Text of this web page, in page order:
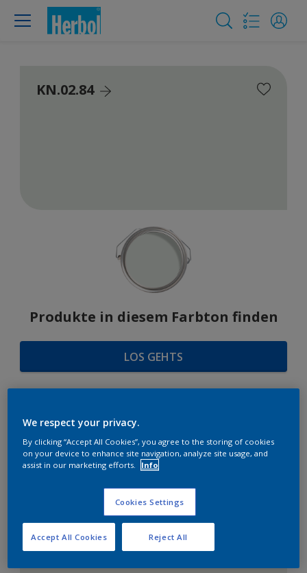
KN.02.84
Produkte in diesem Farbton finden
LOS GEHTS
FARBAUSWAHL
Das perfekte Weiß
We respect your privacy.
By clicking “Accept All Cookies”, you agree to the storing of cookies
on your device to enhance site navigation, analyze site usage, and
assist in our marketing efforts.
Info
Cookies Settings
Reject All
Accept All Cookies